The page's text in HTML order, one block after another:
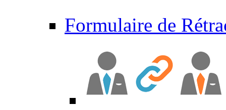
Formulaire de